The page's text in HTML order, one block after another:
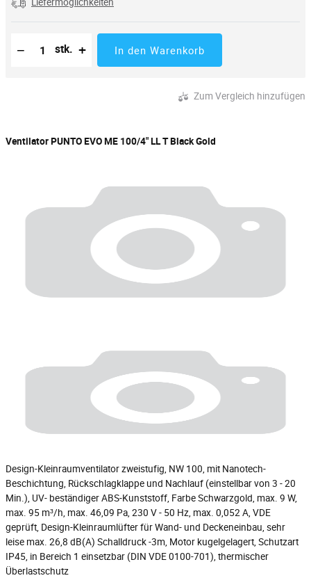
−
Reduzierung der Menge
Anzahl der Stücke
stk. + In den Warenkorb
Zum Vergleich hinzufügen
Ventilator PUNTO EVO ME 100/4" LL T Black Gold
Design-Kleinraumventilator zweistufig, NW 100, mit Nanotech-
Beschichtung, Rückschlagklappe und Nachlauf (einstellbar von 3 - 20
Min.), UV- beständiger ABS-Kunststoff, Farbe Schwarzgold, max. 9 W,
max. 95 m³/h, max. 46,09 Pa, 230 V - 50 Hz, max. 0,052 A, VDE
geprüft, Design-Kleinraumlüfter für Wand- und Deckeneinbau, sehr
leise max. 26,8 dB(A) Schalldruck -3m, Motor kugelgelagert, Schutzart
IP45, in Bereich 1 einsetzbar (DIN VDE 0100-701), thermischer
Überlastschutz